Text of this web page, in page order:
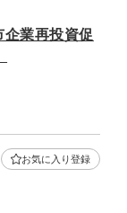
企業再投資促
お気に入り登録